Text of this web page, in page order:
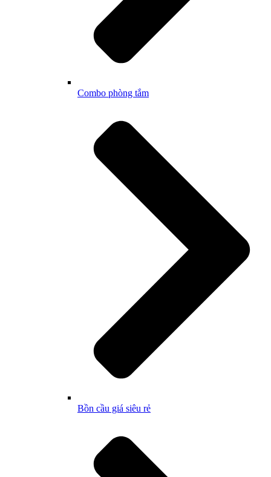
Combo phòng tắm
Bồn cầu giá siêu rẻ